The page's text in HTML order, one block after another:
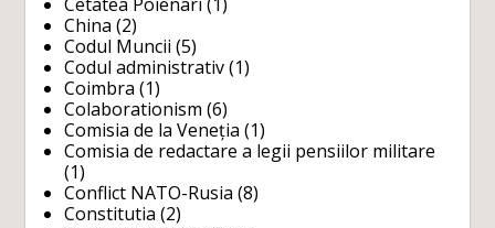
China (2)
Codul Muncii (5)
Codul administrativ (1)
Coimbra (1)
Colaborationism (6)
Comisia de la Veneția (1)
Comisia de redactare a legii pensiilor militare
(1)
Conflict NATO-Rusia (8)
Constitutia (2)